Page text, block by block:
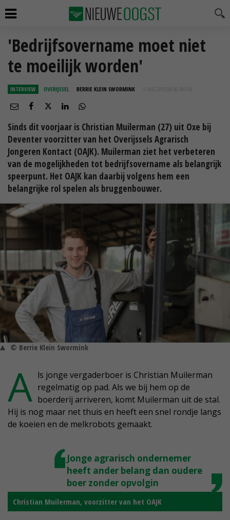
'Bedrijfsovername moet niet
te moeilijk worden'
INTERVIEW OVERIJSSEL BERRIE KLEIN SWORMINK 12 AUG 2019 OM 06:30
Sinds dit voorjaar is Christian Muilerman (27) uit Oxe bij
Deventer voorzitter van het Overijssels Agrarisch
Jongeren Kontact (OAJK). Muilerman ziet het verbeteren
van de mogelijkheden tot bedrijfsovername als belangrijk
speerpunt. Het OAJK kan daarbij volgens hem een
belangrijke rol spelen als bruggenbouwer.
© Berrie Klein Swormink
A ls jonge vergaderboer is Christian Muilerman
regelmatig op pad. Als we bij hem op de
boerderij arriveren, komt Muilerman uit de stal.
Hij is nog maar net thuis en heeft een snel rondje langs
de koeien en de melkrobots gemaakt.
Jonge agrarisch ondernemer
heeft ander belang dan oudere
boer zonder opvolgin
Christian Muilerman, voorzitter van het OAJK